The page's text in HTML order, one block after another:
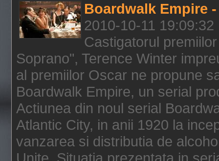
Boardwalk Empire
2010-10-11 19:09:32
Castigatorul
Soprano", Terence Winter
al premiilor Oscar ne propune
Boardwalk Empire, un serial
Actiunea din noul serial
Atlantic City, in anii 1920 la
vanzarea si distributia de